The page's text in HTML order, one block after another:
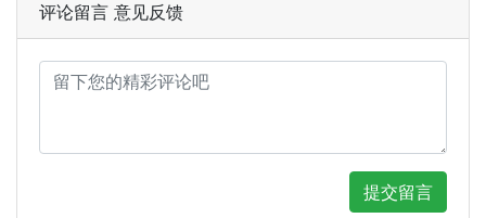
评论留言 意见反馈
提交留言